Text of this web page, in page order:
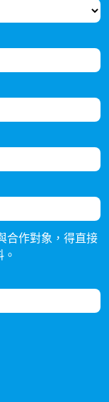
合作對象，得直接